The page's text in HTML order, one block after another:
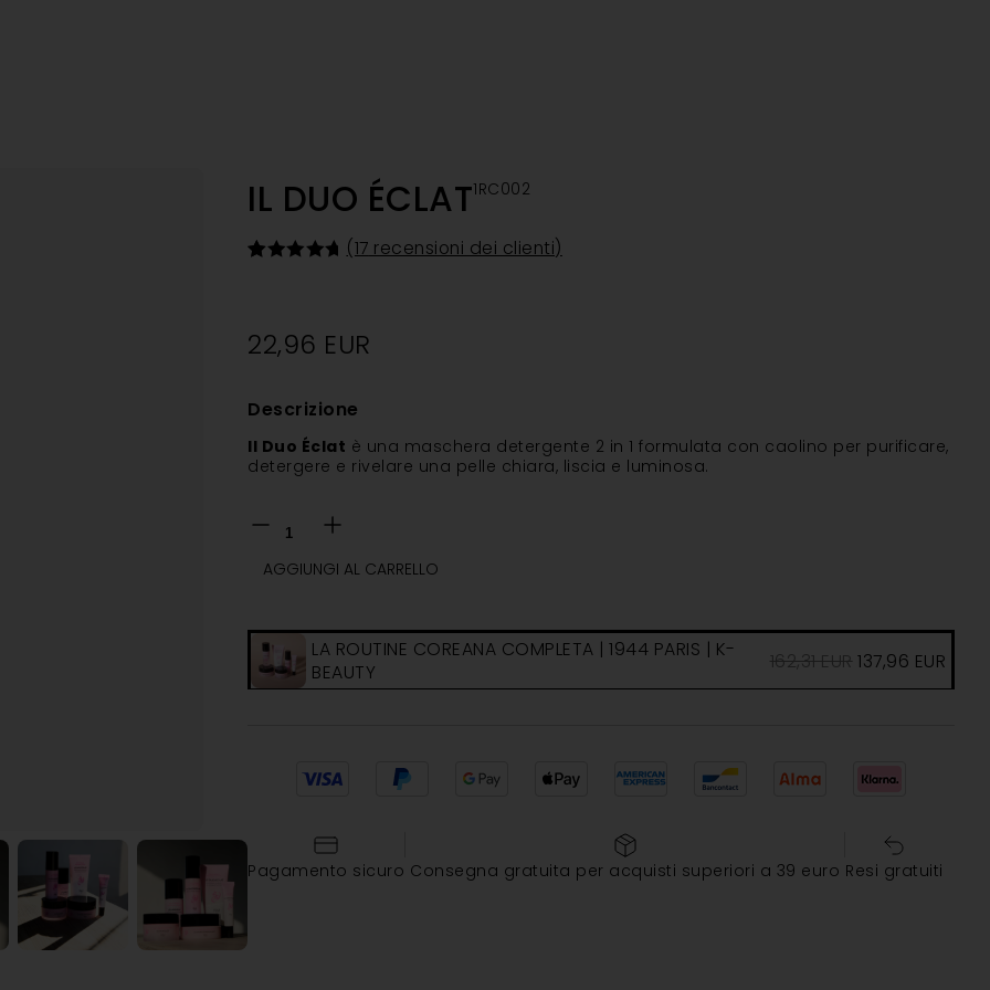
IL DUO ÉCLAT1RC002
recensioni
(17 recensioni dei clienti)
22,96 EUR
Descrizione
Il Duo Éclat è una maschera detergente 2 in 1 formulata con caolino per purificare,
detergere e rivelare una pelle chiara, liscia e luminosa.
AGGIUNGI AL CARRELLO
LA ROUTINE COREANA COMPLETA | 1944 PARIS | K-
BEAUTY
162,31EUR 137,96 EUR
Pagamento sicuro Consegna gratuita per acquisti superiori a 39 euro Resi gratuiti